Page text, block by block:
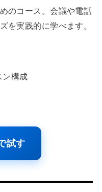
のコース。会議や電話
を実践的に学べます。
ン構成
試す